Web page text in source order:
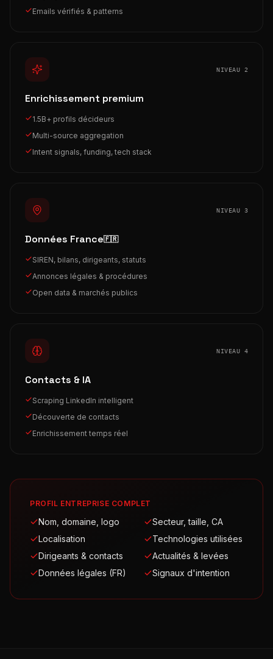
Emails vérifiés & patterns
NIVEAU 2
Enrichissement premium
1.5B+ profils décideurs
Multi-source aggregation
Intent signals, funding, tech stack
NIVEAU 3
Données France🇫🇷
SIREN, bilans, dirigeants, statuts
Annonces légales & procédures
Open data & marchés publics
NIVEAU 4
Contacts & IA
Scraping LinkedIn intelligent
Découverte de contacts
Enrichissement temps réel
PROFIL ENTREPRISE COMPLET
Nom, domaine, logo
Secteur, taille, CA
Localisation
Technologies utilisées
Dirigeants & contacts
Actualités & levées
Données légales (FR)
Signaux d'intention